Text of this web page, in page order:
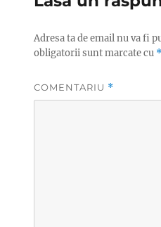
Adresa ta de email nu va fi
obligatorii sunt marcate cu *
COMENTARIU *